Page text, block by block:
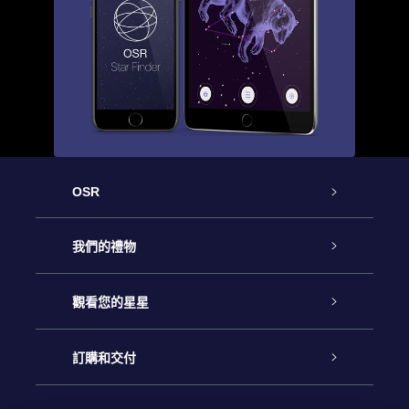
OSR
客戶服務
聯繫我們
博客
我們的禮物
Online Star禮物
OSR禮物包
觀看您的星星
星星注册
訂購和交付